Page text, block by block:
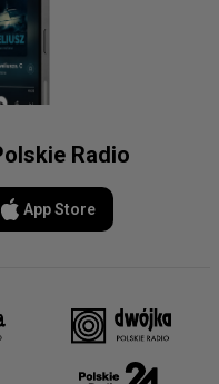
Radio
App Store